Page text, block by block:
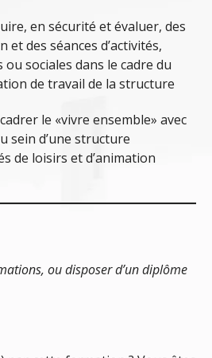
en sécurité et évaluer, des
et des séances d’activités,
sociales dans le cadre du
de travail de la structure
le «vivre ensemble» avec
sein d’une structure
de loisirs et d’animation
ou disposer d’un diplôme